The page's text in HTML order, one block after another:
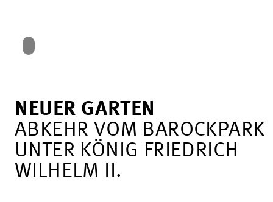
NEUER GARTEN
ABKEHR VOM BAROCKPARK
UNTER KÖNIG FRIEDRICH
WILHELM II.